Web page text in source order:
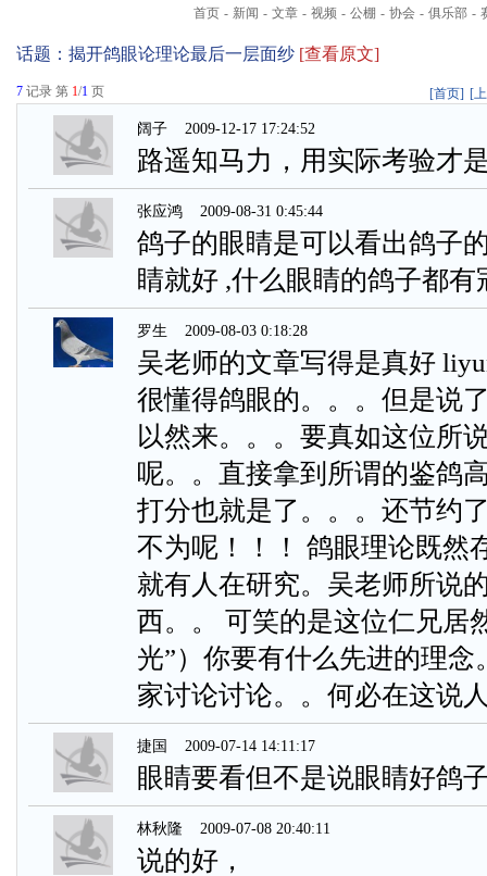
首页 - 新闻 - 文章 - 视频 - 公棚 - 协会 - 俱乐部 -
话题： 揭开鸽眼论理论最后一层面纱 [查看原文]
7 记录 第 1/1 页 [首页] [
阔子 2009-12-17 17:24:52
路遥知马力，用实际考验才
张应鸿 2009-08-31 0:45:44
鸽子的眼睛是可以看出鸽子
睛就好 ,什么眼睛的鸽子都有
罗生 2009-08-03 0:18:28
吴老师的文章写得是真好
很懂得鸽眼的。。。但是说
以然来。。。要真如这位所
呢。。直接拿到所谓的鉴鸽
打分也就是了。。。还节约
不为呢！！！ 鸽眼理论既然
就有人在研究。吴老师所说
西。。 可笑的是这位仁兄居
光”）你要有什么先进的理
家讨论讨论。。何必在这说
捷国 2009-07-14 14:11:17
眼睛要看但不是说眼睛好鸽
林秋隆 2009-07-08 20:40:11
说的好，